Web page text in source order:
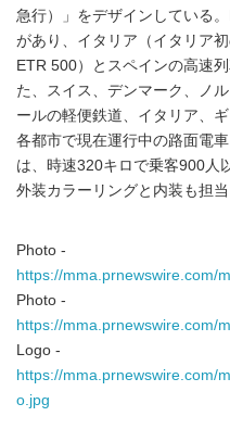
急行）」をデザインしている
があり、イタリア（イタリア
ETR 500）とスペインの高速
た、スイス、デンマーク、ノ
ールの軽便鉄道、イタリア、
各都市で現在運行中の路面電
は、時速320キロで乗客900人
外装カラーリングと内装も担当
Photo -
https://mma.prnewswire.com/
Photo -
https://mma.prnewswire.com/
Logo -
https://mma.prnewswire.com/
o.jpg